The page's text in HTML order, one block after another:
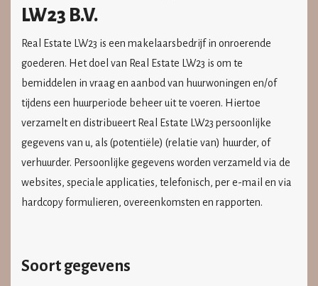
LW23 B.V.
Real Estate LW23 is een makelaarsbedrijf in onroerende
goederen. Het doel van Real Estate LW23 is om te
bemiddelen in vraag en aanbod van huurwoningen en/of
tijdens een huurperiode beheer uit te voeren. Hiertoe
verzamelt en distribueert Real Estate LW23 persoonlijke
gegevens van u, als (potentiële) (relatie van) huurder, of
verhuurder. Persoonlijke gegevens worden verzameld via de
websites, speciale applicaties, telefonisch, per e-mail en via
hardcopy formulieren, overeenkomsten en rapporten.
Soort gegevens